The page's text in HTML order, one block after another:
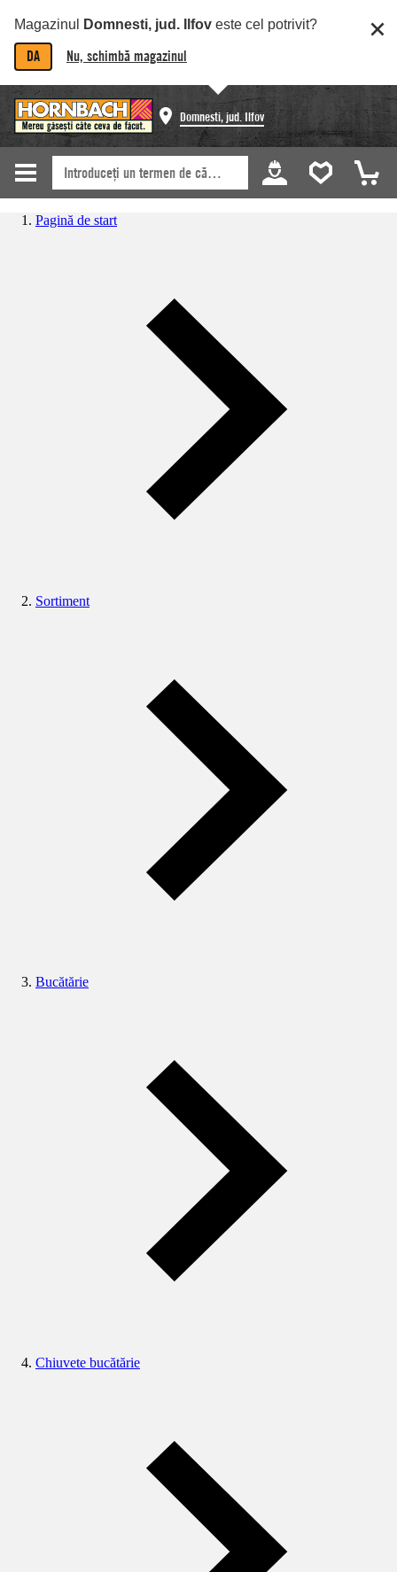
Magazinul Domnesti, jud. Ilfov este cel potrivit?
DA Nu, schimbă magazinul
Domnesti, jud. Ilfov
Pagină de start
Sortiment
Bucătărie
Chiuvete bucătărie